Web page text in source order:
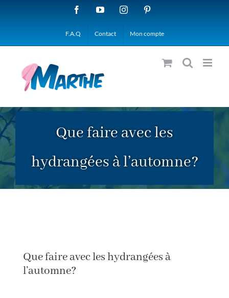
FacebookYouTubeInstagram
F.A.Q Contact Mon compte
Que faire avec les
hydrangées à l’automne?
Que faire avec les hydrangées à
l’automne?